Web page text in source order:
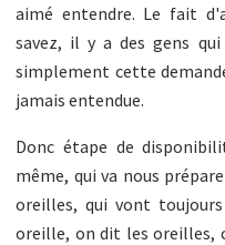
aimé entendre. Le fait
savez, il y a des gens
simplement cette
jamais entendue.
Donc étape de
même, qui va nous
oreilles, qui vont
oreille, on dit les oreilles,